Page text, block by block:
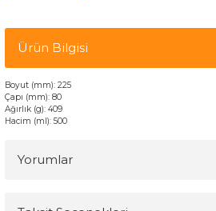
Ürün Bilgisi
Boyut (mm): 225
Çapı (mm): 80
Ağırlık (g): 409
Hacim (ml): 500
Yorumlar